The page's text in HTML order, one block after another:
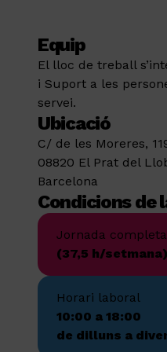
Equip
El lloc de treball
i Suport a les
servei.
Ubicació
C/ de les Moreres,
08820 El Prat del
Barcelona
Condicions de
Jornada completa
(37,5 h/setmana)
Horari laboral
10:00 a 18:00
de dilluns a